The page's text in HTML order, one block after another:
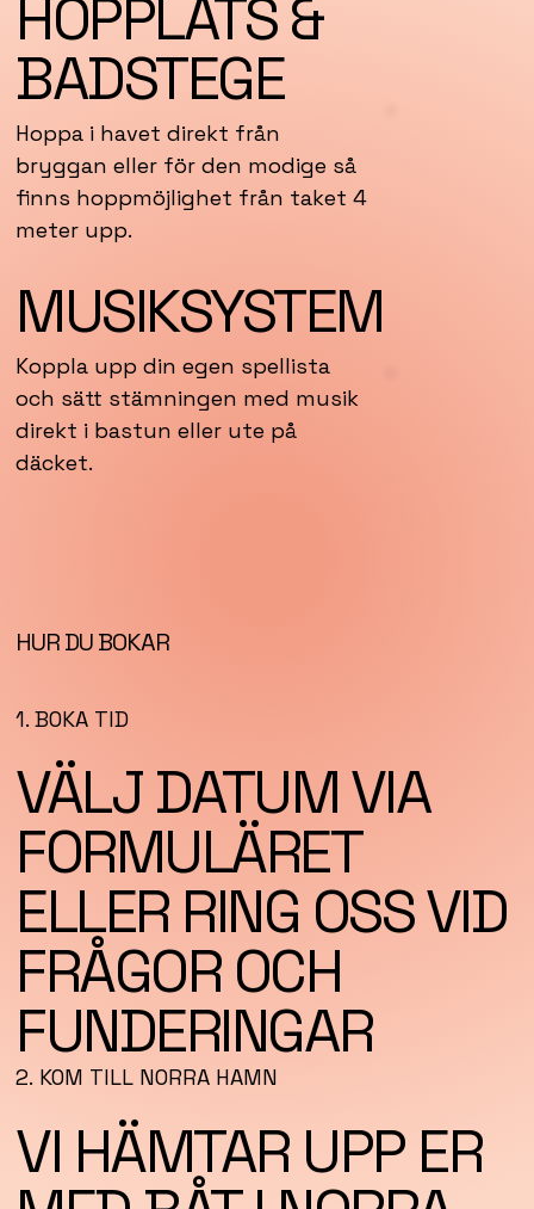
HOPPLATS &
BADSTEGE
Hoppa i havet direkt från
bryggan eller för den modige så
finns hoppmöjlighet från taket 4
meter upp.
MUSIKSYSTEM
Koppla upp din egen spellista
och sätt stämningen med musik
direkt i bastun eller ute på
däcket.
HUR DU BOKAR
1. BOKA TID
VÄLJ DATUM VIA
FORMULÄRET
ELLER RING OSS VID
FRÅGOR OCH
FUNDERINGAR
2. KOM TILL NORRA HAMN
VI HÄMTAR UPP ER